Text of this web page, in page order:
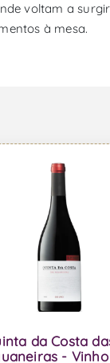
voltam a
à mesa.
da Costa
- Vinho